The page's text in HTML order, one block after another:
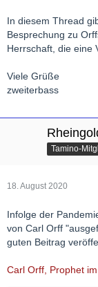
In diesem Thread
Besprechung zu
Herrschaft, die eine
Viele Grüße
zweiterbass
Tamino-
18. August 2020
Infolge der
von Carl Orff
guten Beitrag
Carl Orff, Prophet